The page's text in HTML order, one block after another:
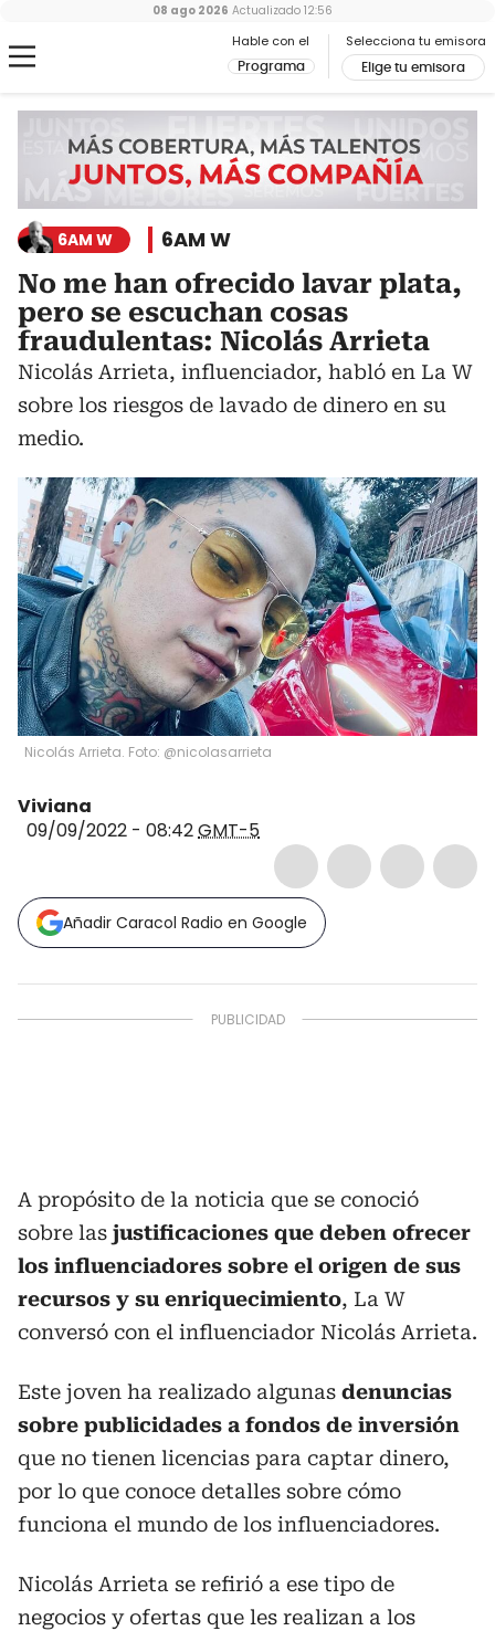
Hable con el
Programa
Selecciona tu emisora
Elige tu emisora
08 ago 2026 Actualizado 12:56
6AM W 6AM W
No me han ofrecido lavar plata,
pero se escuchan cosas
fraudulentas: Nicolás Arrieta
Nicolás Arrieta, influenciador, habló en La W
sobre los riesgos de lavado de dinero en su
medio.
Nicolás Arrieta. Foto: @nicolasarrieta
Viviana
09/09/2022 - 08:42GMT-5
Añadir Caracol Radio en Google
A propósito de la noticia que se conoció
sobre las justificaciones que deben ofrecer
los influenciadores sobre el origen de sus
recursos y su enriquecimiento, La W
conversó con el influenciador Nicolás Arrieta.
Este joven ha realizado algunas denuncias
sobre publicidades a fondos de inversión
que no tienen licencias para captar dinero,
por lo que conoce detalles sobre cómo
funciona el mundo de los influenciadores.
Nicolás Arrieta se refirió a ese tipo de
negocios y ofertas que les realizan a los